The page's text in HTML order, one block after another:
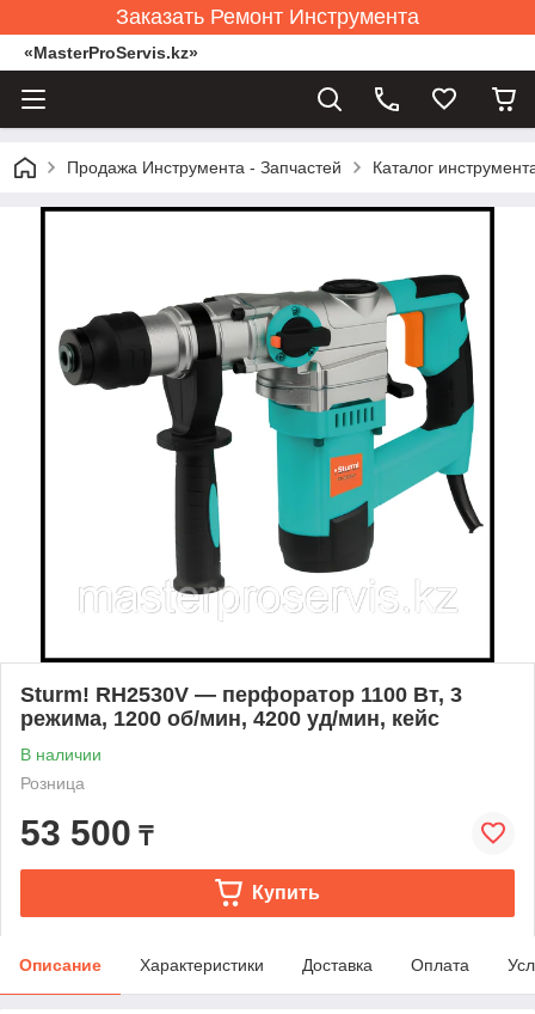
Заказать Ремонт Инструмента
«MasterProServis.kz»
Продажа Инструмента - Запчастей Каталог
Sturm! RH2530V — перфоратор 1100 Вт, 3
режима, 1200 об/мин, 4200 уд/мин, кейс
В наличии
Розница
53 500 ₸
Купить
Описание Характеристики Доставка Оплата